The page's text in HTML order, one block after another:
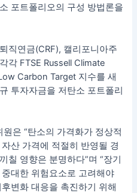
포트폴리오의 구성 방법론을
직연금(CRF), 캘리포니아주
각 FTSE Russell Climate
Carbon Target 지수를 새
투자자금을 저탄소 포트폴리
은 “탄소의 가격화가 정상적
산 가격에 적절히 반영될 경
칠 영향은 분명하다”며 “장기
대한 위험요소로 고려해야
변화 대응을 촉진하기 위해